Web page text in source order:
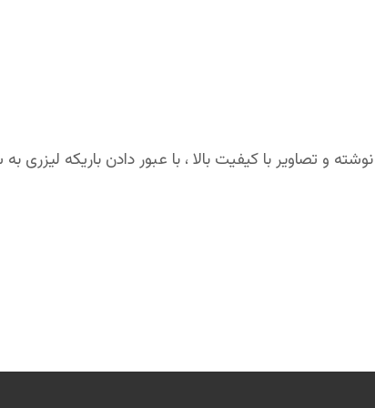
و تصاویر با کیفیت بالا ، با عبور دادن باریکه